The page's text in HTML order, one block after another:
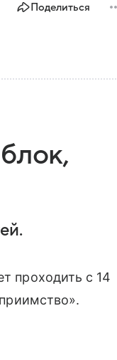
Поделиться
проходить с 14